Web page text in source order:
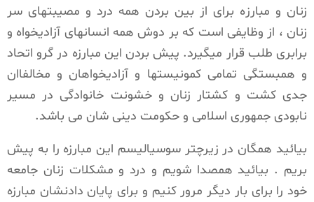
زنان و مبارزە برای از بین بردن همه درد و مصیبتهای سر
زنان ، از وظایفی است که بر دوش همه انسانهای آزادیخواه و
برابری طلب قرار میگیرد. پیش بردن این مبارزه در گرو اتحاد
و همبستگی تمامی کمونیستها و آزادیخواهان و مخالفاان
جدی کشت و کشتار زنان و خشونت خانوادگی در مسیر
نابودی جمهوری اسلامی و حکومت دینی شان می باشد.
بیائید همگان در زیرچتر سوسیالیسم این مبارزه را به پیش
بریم . بیائید همصدا شویم و درد و مشکلات زنان جامعه
خود را برای بار دیگر مرور کنیم و برای پایان دادنشان مبارزه